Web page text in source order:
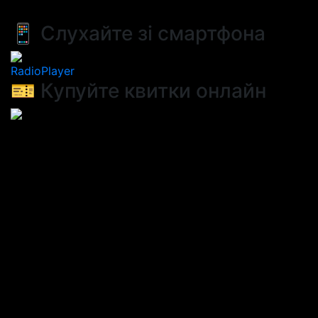
📱 Слухайте зі смартфона
RadioPlayer
🎫 Купуйте квитки онлайн